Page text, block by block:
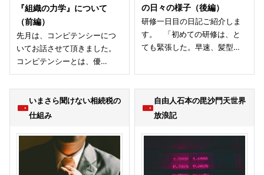
『組織の力学』について
（前編）
先月は、コンピテンシーにつ
いてお話させて頂きました。
コンピテンシーとは、優…
の日々の様子（後編）
研修一日目の日記ご紹介しま
す。 「初めての研修は、と
ても緊張した。早速、髪型…
いまさら聞けない相続税の
仕組み
自由人石本の毘沙門天世界
放浪記